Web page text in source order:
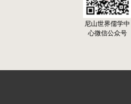
尼山世界儒学中
心微信公众号